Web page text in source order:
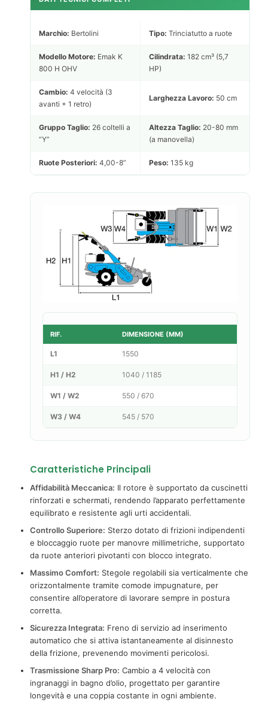
Marchio: Bertolini Tipo: Trinciatutto a ruote
Modello Motore: Emak K
800 H OHV
Cilindrata: 182 cm³ (5,7
HP)
Cambio: 4 velocità (3
avanti + 1 retro)
Larghezza Lavoro: 50 cm
Gruppo Taglio: 26 coltelli a
“Y”
Altezza Taglio: 20-80 mm
(a manovella)
Ruote Posteriori: 4,00-8” Peso: 135 kg
RIF. DIMENSIONE (MM)
L1 1550
H1 / H2 1040 / 1185
W1 / W2 550 / 670
W3 / W4 545 / 570
Caratteristiche Principali
Affidabilità Meccanica: Il rotore è supportato da cuscinetti
rinforzati e schermati, rendendo l’apparato perfettamente
equilibrato e resistente agli urti accidentali.
Controllo Superiore: Sterzo dotato di frizioni indipendenti
e bloccaggio ruote per manovre millimetriche, supportato
da ruote anteriori pivotanti con blocco integrato.
Massimo Comfort: Stegole regolabili sia verticalmente che
orizzontalmente tramite comode impugnature, per
consentire all’operatore di lavorare sempre in postura
corretta.
Sicurezza Integrata: Freno di servizio ad inserimento
automatico che si attiva istantaneamente al disinnesto
della frizione, prevenendo movimenti pericolosi.
Trasmissione Sharp Pro: Cambio a 4 velocità con
ingranaggi in bagno d’olio, progettato per garantire
longevità e una coppia costante in ogni ambiente.